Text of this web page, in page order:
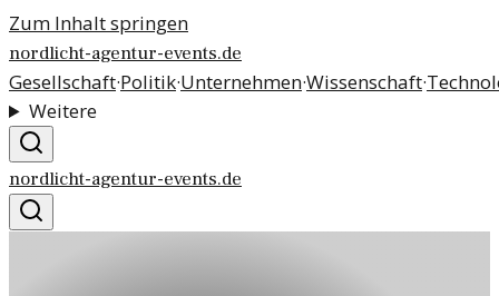
Zum Inhalt springen
nordlicht-agentur-events.de
Gesellschaft·Politik·Unternehmen·Wissenschaft·
Weitere
nordlicht-agentur-events.de